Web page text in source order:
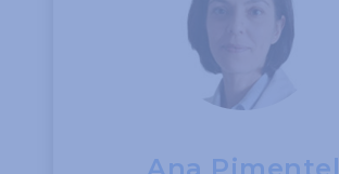
Ana Pimentel